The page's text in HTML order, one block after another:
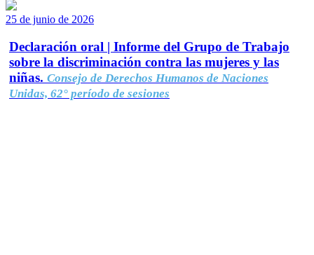
25 de junio de 2026
Declaración oral | Informe del Grupo de Trabajo
sobre la discriminación contra las mujeres y las
niñas. Consejo de Derechos Humanos de Naciones
Unidas, 62° período de sesiones